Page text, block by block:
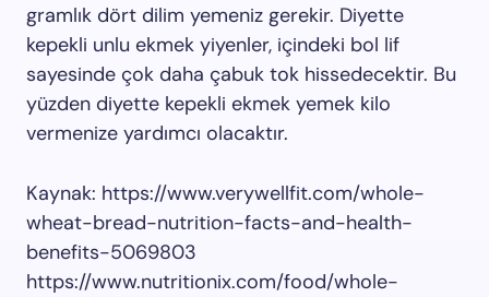
gramlık dört dilim yemeniz gerekir. Diyette
kepekli unlu ekmek yiyenler, içindeki bol lif
sayesinde çok daha çabuk tok hissedecektir. Bu
yüzden diyette kepekli ekmek yemek kilo
vermenize yardımcı olacaktır.
Kaynak: https://www.verywellfit.com/whole-
wheat-bread-nutrition-facts-and-health-
benefits-5069803
https://www.nutritionix.com/food/whole-